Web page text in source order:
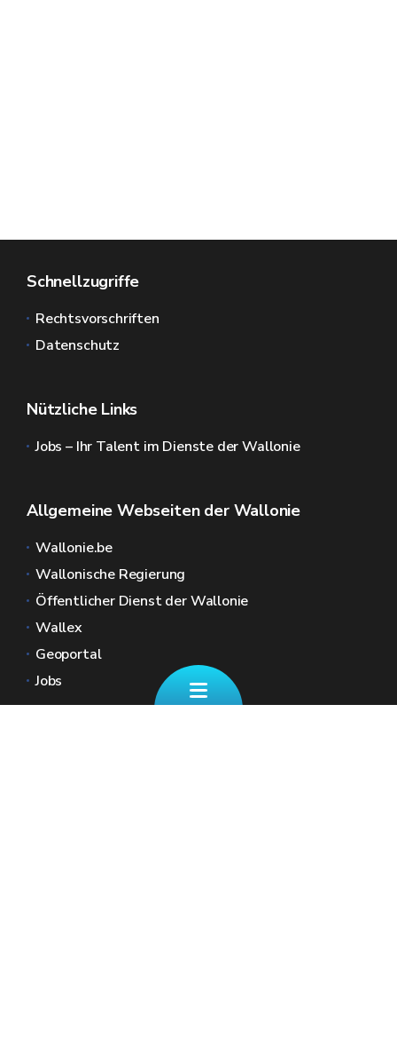
Schnellzugriffe
Rechtsvorschriften
Datenschutz
Nützliche Links
Jobs – Ihr Talent im Dienste der Wallonie
Allgemeine Webseiten der Wallonie
Wallonie.be
Wallonische Regierung
Öffentlicher Dienst der Wallonie
Wallex
Geoportal
Jobs